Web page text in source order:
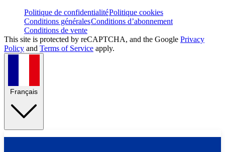
Politique de confidentialitéPolitique cookies
Conditions généralesConditions d’abonnement
Conditions de vente
This site is protected by reCAPTCHA, and the Google Privacy
Policy and Terms of Service apply.
Français